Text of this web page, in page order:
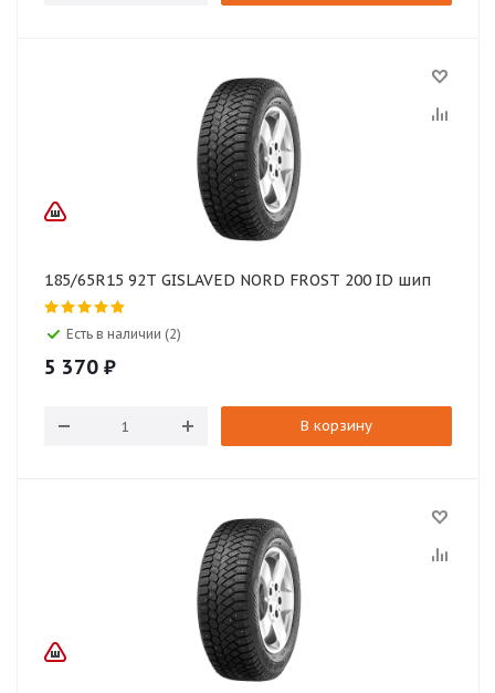
185/65R15 92T GISLAVED NORD FROST 200 ID шип
Есть в наличии (2)
5 370 ₽
В корзину